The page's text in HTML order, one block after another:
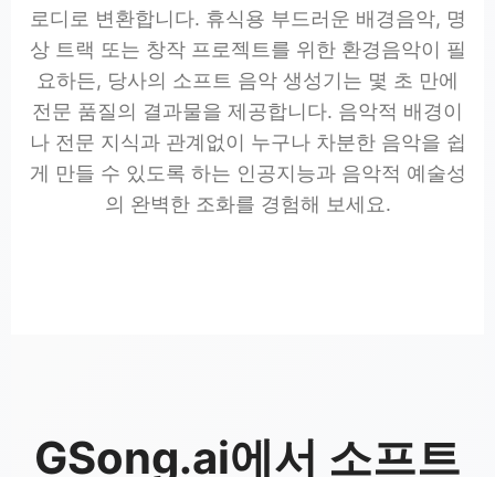
로디로 변환합니다. 휴식용 부드러운 배경음악, 명
상 트랙 또는 창작 프로젝트를 위한 환경음악이 필
요하든, 당사의 소프트 음악 생성기는 몇 초 만에
전문 품질의 결과물을 제공합니다. 음악적 배경이
나 전문 지식과 관계없이 누구나 차분한 음악을 쉽
게 만들 수 있도록 하는 인공지능과 음악적 예술성
의 완벽한 조화를 경험해 보세요.
GSong.ai에서 소프트